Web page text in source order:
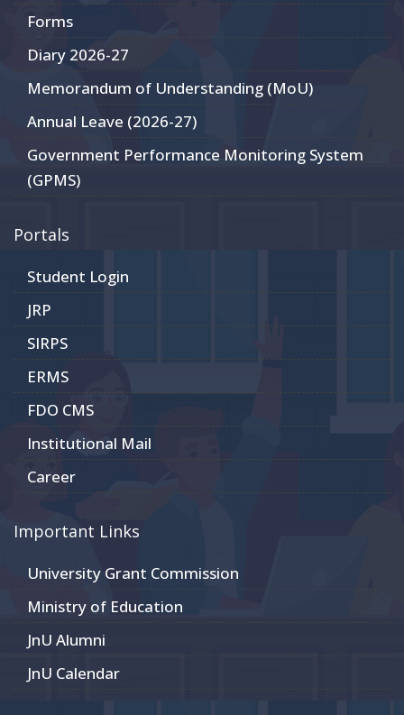
Forms
Diary 2026-27
Memorandum of Understanding (MoU)
Annual Leave (2026-27)
Government Performance Monitoring System
(GPMS)
Portals
Student Login
JRP
SIRPS
ERMS
FDO CMS
Institutional Mail
Career
Important Links
University Grant Commission
Ministry of Education
JnU Alumni
JnU Calendar